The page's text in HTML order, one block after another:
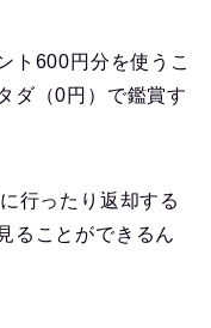
ト600円分を使うこ
ダ（0円）で鑑賞す
行ったり返却する
ることができるん